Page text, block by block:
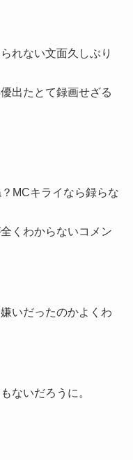
れない文面久しぶり
出たとて録画せざる
MCキライなら録らな
くわからないコメン
いだったのかよくわ
ないだろうに。